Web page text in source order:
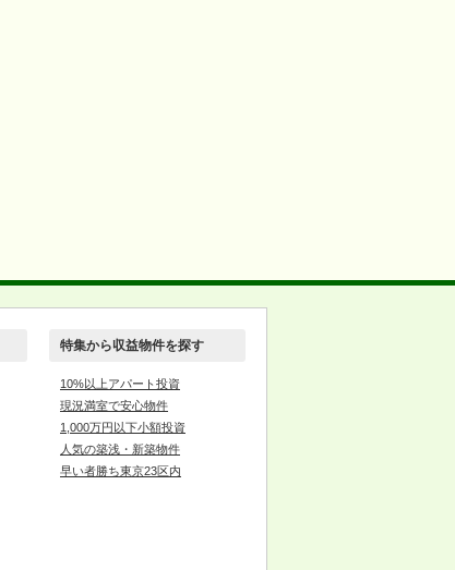
特集から収益物件を探す
10%以上アパート投資
現況満室で安心物件
1,000万円以下小額投資
人気の築浅・新築物件
早い者勝ち東京23区内